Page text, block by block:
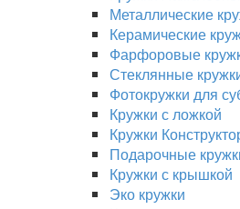
Металлические
Керамические
Фарфоровые
Стеклянные
Фотокружки для
Кружки с ложкой
Кружки
Подарочные
Кружки с крышкой
Эко кружки